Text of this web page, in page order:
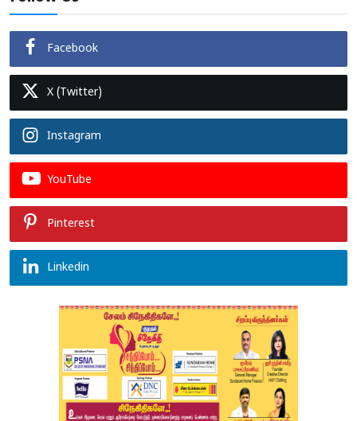
Facebook
X (Twitter)
Instagram
YouTube
Pinterest
Linkedin